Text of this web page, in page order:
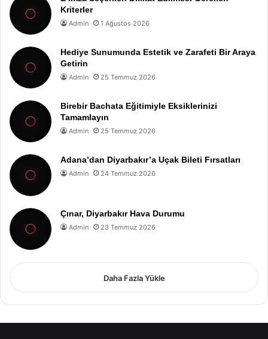
Kriterler
Admin 1 Ağustos 2026
Hediye Sunumunda Estetik ve Zarafeti Bir Araya
Getirin
Admin 25 Temmuz 2026
Birebir Bachata Eğitimiyle Eksiklerinizi
Tamamlayın
Admin 25 Temmuz 2026
Adana’dan Diyarbakır’a Uçak Bileti Fırsatları
Admin 24 Temmuz 2026
Çınar, Diyarbakır Hava Durumu
Admin 23 Temmuz 2026
Daha Fazla Yükle